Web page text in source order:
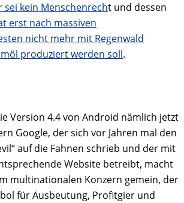
sei kein Menschenrecht und dessen
erst nach massiven
nicht mehr mit Regenwald
produziert werden soll.
Version 4.4 von Android nämlich jetzt
Google, der sich vor Jahren mal den
auf die Fahnen schrieb und der mit
Website betreibt, macht
multinationalen Konzern gemein, der
für Ausbeutung, Profitgier und